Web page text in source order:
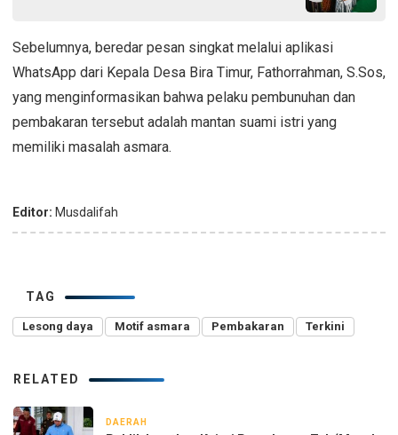
Sebelumnya, beredar pesan singkat melalui aplikasi
WhatsApp dari Kepala Desa Bira Timur, Fathorrahman, S.Sos,
yang menginformasikan bahwa pelaku pembunuhan dan
pembakaran tersebut adalah mantan suami istri yang
memiliki masalah asmara.
Editor: Musdalifah
TAG
Lesong daya Motif asmara Pembakaran Terkini
RELATED
DAERAH